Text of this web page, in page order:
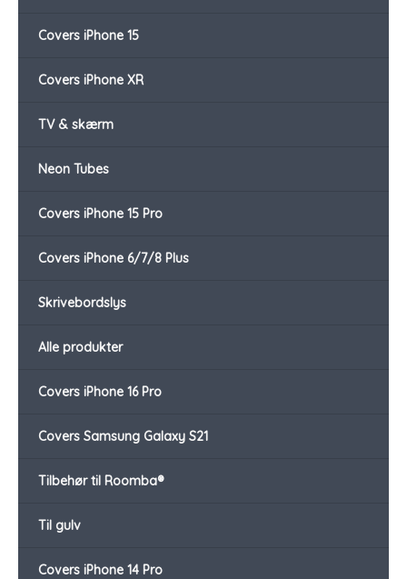
Covers iPhone 15
Covers iPhone XR
TV & skærm
Neon Tubes
Covers iPhone 15 Pro
Covers iPhone 6/7/8 Plus
Skrivebordslys
Alle produkter
Covers iPhone 16 Pro
Covers Samsung Galaxy S21
Tilbehør til Roomba®
Til gulv
Covers iPhone 14 Pro